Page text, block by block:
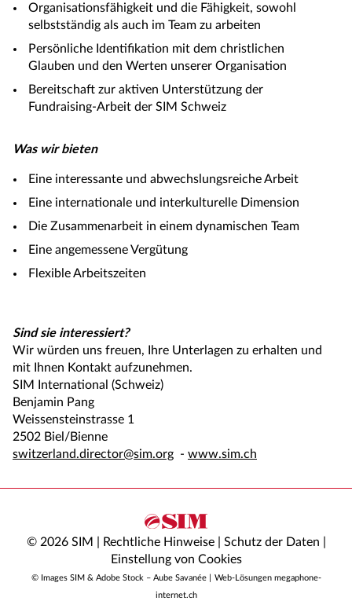
Organisationsfähigkeit und die Fähigkeit, sowohl
selbstständig als auch im Team zu arbeiten
Persönliche Identifikation mit dem christlichen
Glauben und den Werten unserer Organisation
Bereitschaft zur aktiven Unterstützung der
Fundraising-Arbeit der SIM Schweiz
Was wir bieten
Eine interessante und abwechslungsreiche Arbeit
Eine internationale und interkulturelle Dimension
Die Zusammenarbeit in einem dynamischen Team
Eine angemessene Vergütung
Flexible Arbeitszeiten
Sind sie interessiert?
Wir würden uns freuen, Ihre Unterlagen zu erhalten und
mit Ihnen Kontakt aufzunehmen.
SIM International (Schweiz)
Benjamin Pang
Weissensteinstrasse 1
2502 Biel/Bienne
switzerland.director@sim.org - www.sim.ch
© 2026 SIM | Rechtliche Hinweise| Schutz der Daten
Einstellung von Cookies
© Images SIM & Adobe Stock – Aube Savanée |
Web-Lösungen megaphone-
internet.ch